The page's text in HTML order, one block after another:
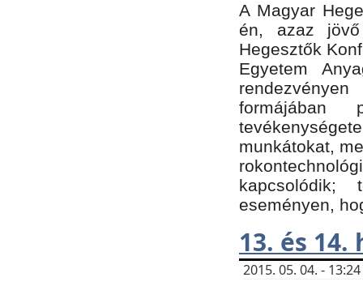
A Magyar
én, azaz
Hegesztők
Egyetem
formájában
munkátokat,
eseményen,
13. és
2015. 05. 04. -